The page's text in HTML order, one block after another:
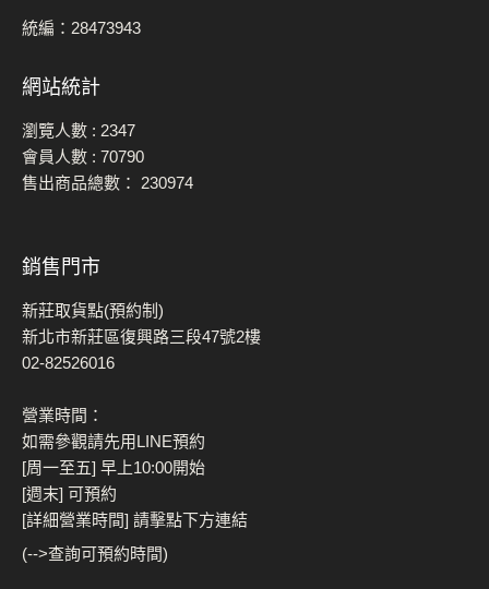
統編：28473943
網站統計
瀏覽人數 : 2347
會員人數 : 70790
售出商品總數： 230974
銷售門市
新莊取貨點(預約制)
新北市新莊區復興路三段47號2樓
02-82526016
營業時間：
如需參觀請先用LINE預約
[周一至五] 早上10:00開始
[週末] 可預約
[詳細營業時間] 請擊點下方連結
(-->查詢可預約時間)